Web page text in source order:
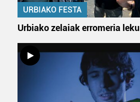
URBIAKO FESTA
Urbiako zelaiak erromeria leku